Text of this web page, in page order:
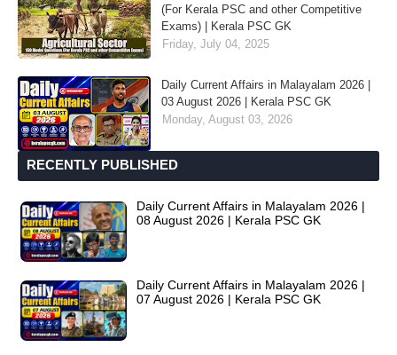
(For Kerala PSC and other Competitive
Exams) | Kerala PSC GK
Friday, July 04, 2025
Daily Current Affairs in Malayalam 2026 |
03 August 2026 | Kerala PSC GK
Monday, August 03, 2026
RECENTLY PUBLISHED
Daily Current Affairs in Malayalam 2026 |
08 August 2026 | Kerala PSC GK
Daily Current Affairs in Malayalam 2026 |
07 August 2026 | Kerala PSC GK